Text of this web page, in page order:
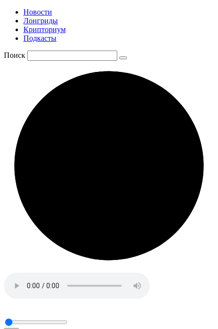
Новости
Лонгриды
Крипториум
Подкасты
Поиск